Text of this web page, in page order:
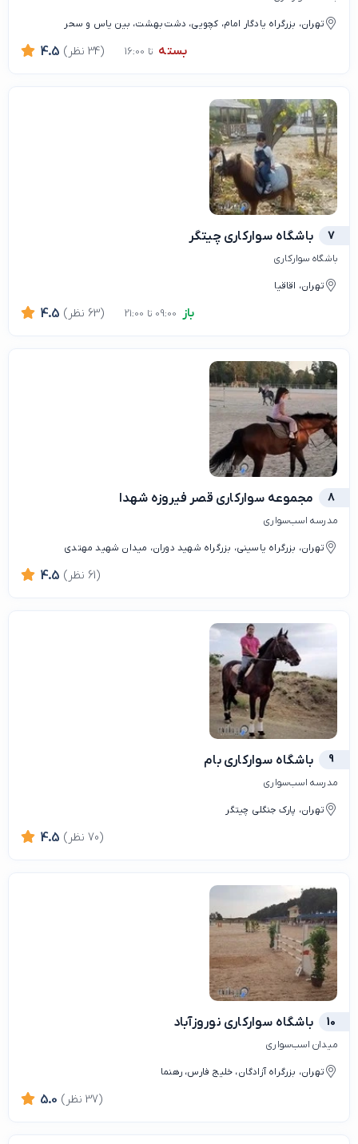
تهران، بزرگراه یادگار امام، کچویی، دشت بهشت، بین یاس و سحر
بسته تا 16:00 4.5 (34 نظر)
7 باشگاه سوارکاری چیتگر
باشگاه سوارکاری
تهران، اقاقیا
باز 4.5 (63 نظر)
8 مجموعه سوارکاری قصر فیروزه شهدا
مدرسه اسب‌سواری
تهران، بزرگراه یاسینی، بزرگراه شهید دوران، میدان شهید مهتدی
4.5 (61 نظر)
9 باشگاه سوارکاری بام
مدرسه اسب‌سواری
تهران، پارک جنگلی چیتگر
4.5 (70 نظر)
10 باشگاه سوارکاری نوروزآباد
میدان اسب‌سواری
تهران، بزرگراه آزادگان، خلیج فارس، رهنما
5.0 (37 نظر)